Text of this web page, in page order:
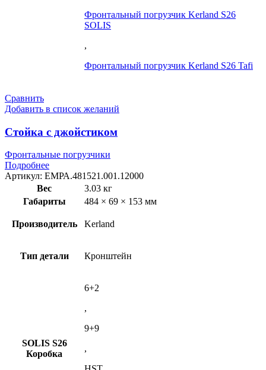
Фронтальный погрузчик Kerland S26
SOLIS
,
Фронтальный погрузчик Kerland S26 Tafi
Сравнить
Добавить в список желаний
Стойка с джойстиком
Фронтальные погрузчики
Подробнее
Артикул: ЕМРА.481521.001.12000
Вес
3.03 кг
Габариты
484 × 69 × 153 мм
Производитель Kerland
Тип детали Кронштейн
SOLIS S26
Коробка
6+2
,
9+9
,